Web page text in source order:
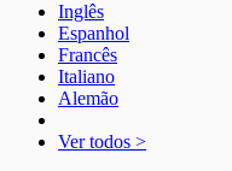
Inglês
Espanhol
Francês
Italiano
Alemão
Ver todos >